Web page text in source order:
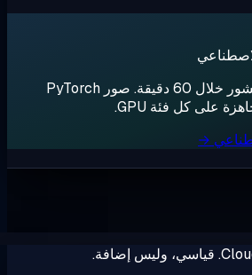
من الفكرة إلى نموذج منشور خلال 60 دقيقة. صور PyTorch